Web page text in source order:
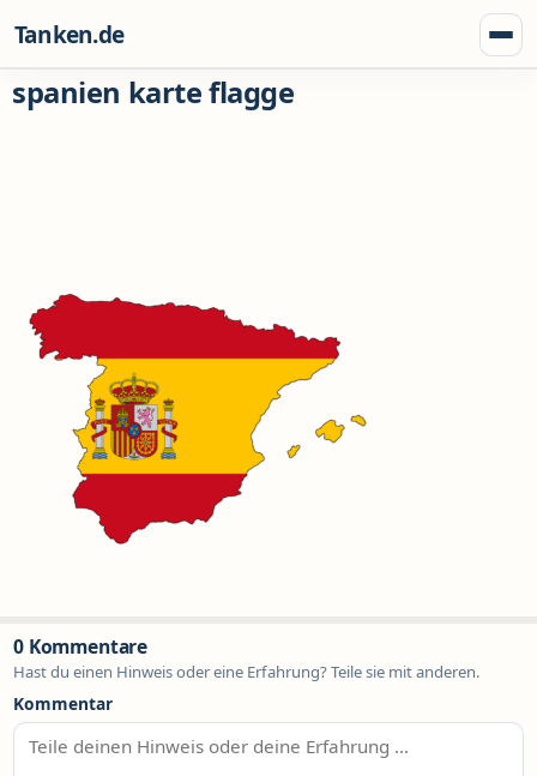
Tanken.de
spanien karte flagge
0 Kommentare
Hast du einen Hinweis oder eine Erfahrung? Teile sie mit anderen.
Kommentar